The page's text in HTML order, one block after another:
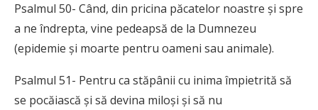
Psalmul 50- Când, din pricina păcatelor noastre și spre
a ne îndrepta, vine pedeapsă de la Dumnezeu
(epidemie și moarte pentru oameni sau animale).
Psalmul 51- Pentru ca stăpânii cu inima împietrită să
se pocăiască și să devina miloși și să nu